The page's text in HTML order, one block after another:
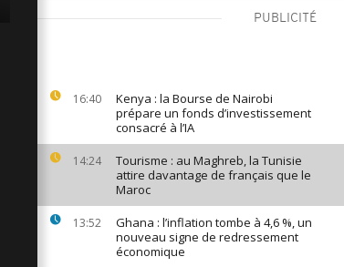
PUBLICITÉ
16:40
Kenya : la Bourse de Nairobi
prépare un fonds d’investissement
consacré à l’IA
14:24
Tourisme : au Maghreb, la Tunisie
attire davantage de français que le
Maroc
13:52
Ghana : l’inflation tombe à 4,6 %, un
nouveau signe de redressement
économique